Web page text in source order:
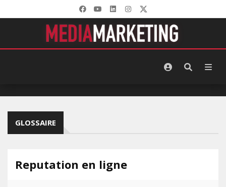
GLOSSAIRE
Reputation en ligne